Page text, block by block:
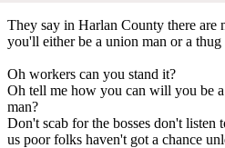
They say in Harlan County there are
you'll either be a union man or a
Oh workers can you stand it?
Oh tell me how you can will you be
man?
Don't scab for the bosses don't listen
us poor folks haven't got a chance